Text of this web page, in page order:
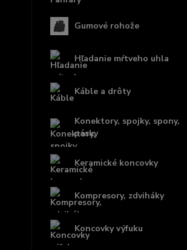
Gumové rohože
Hľadanie mŕtveho uhla
Káble a drôty
Konektory, spojky, spony,
pásky
Keramické koncovky
Kompresory, zdviháky
Koncovky výfuku